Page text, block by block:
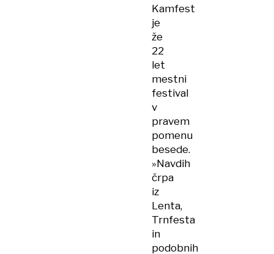
Kamfest
je
že
22
let
mestni
festival
v
pravem
pomenu
besede.
»Navdih
črpa
iz
Lenta,
Trnfesta
in
podobnih